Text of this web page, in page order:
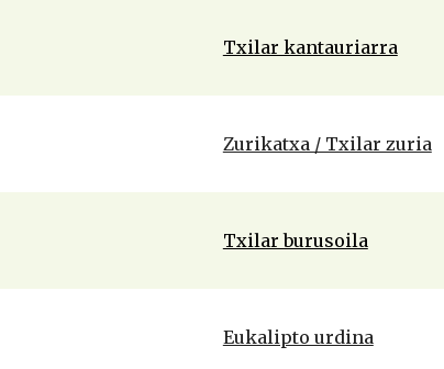
Txilar kantauriarra
Zurikatxa / Txilar zuria
Txilar burusoila
Eukalipto urdina